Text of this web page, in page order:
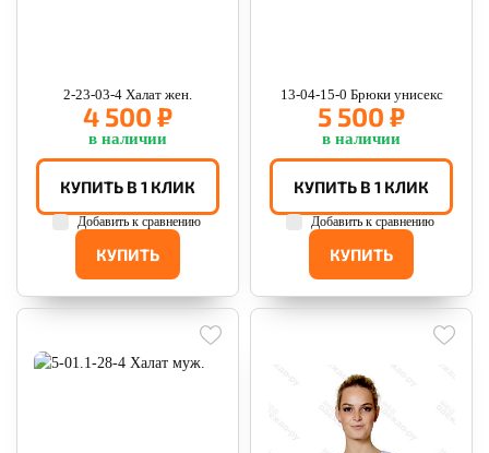
2-23-03-4 Халат жен.
4 500 ₽
в наличии
КУПИТЬ
КУПИТЬ В 1 КЛИК
Добавить к сравнению
13-04-15-0 Брюки унисекс
5 500 ₽
в наличии
КУПИТЬ
КУПИТЬ В 1 КЛИК
Добавить к сравнению